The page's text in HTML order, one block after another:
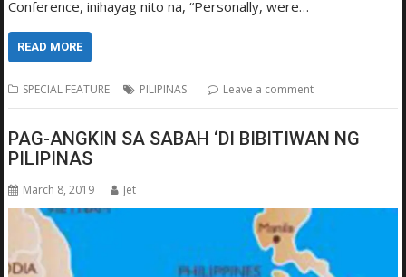
Conference, inihayag nito na, “Personally, were…
READ MORE
SPECIAL FEATURE PILIPINAS Leave a comment
PAG-ANGKIN SA SABAH ‘DI BIBITIWAN NG
PILIPINAS
March 8, 2019 Jet